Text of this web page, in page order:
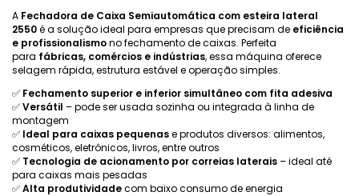
A Fechadora de Caixa Semiautomática com esteira lateral
2550é a solução ideal para empresas que precisam de eficiência
e profissionalismono fechamento de caixas. Perfeita
para fábricas, comércios e indústrias, essa máquina oferece
selagem rápida, estrutura estável e operação simples.
✅ Fechamento superior e inferior simultâneo com fita adesiva
✅Versátil – pode ser usada sozinha ou integrada à linha de
montagem
✅ Ideal para caixas pequenase produtos diversos: alimentos,
cosméticos, eletrônicos, livros, entre outros
✅ Tecnologia de acionamento por correias laterais– ideal até
para caixas mais pesadas
✅Alta produtividadecom baixo consumo de energia